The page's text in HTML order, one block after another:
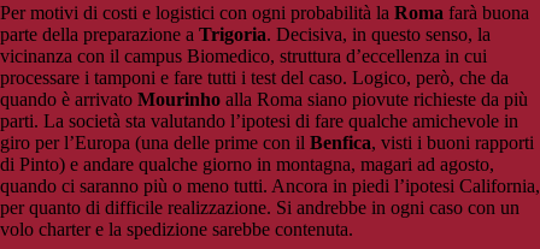
Per motivi di costi e logistici con ogni probabilità la Roma farà buona
parte della preparazione a Trigoria. Decisiva, in questo senso, la
vicinanza con il campus Biomedico, struttura d’eccellenza in cui
processare i tamponi e fare tutti i test del caso. Logico, però, che da
quando è arrivato Mourinho alla Roma siano piovute richieste da più
parti. La società sta valutando l’ipotesi di fare qualche amichevole in
giro per l’Europa (una delle prime con il Benfica, visti i buoni rapporti
di Pinto) e andare qualche giorno in montagna, magari ad agosto,
quando ci saranno più o meno tutti. Ancora in piedi l’ipotesi California,
per quanto di difficile realizzazione. Si andrebbe in ogni caso con un
volo charter e la spedizione sarebbe contenuta.